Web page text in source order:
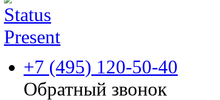
+7 (495) 120-50-40
Обратный звонок